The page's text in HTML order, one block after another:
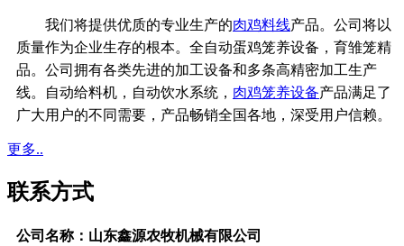
我们将提供优质的专业生产的肉鸡料线产品。公司将以
质量作为企业生存的根本。全自动蛋鸡笼养设备，育雏笼精
品。公司拥有各类先进的加工设备和多条高精密加工生产
线。
自动给料机，自动饮水系统， 肉鸡笼养设备产品满足了
广大用户的不同需要，产品畅销全国各地，深受用户信赖。
更多..
联系方式
公司名称：山东鑫源农牧机械有限公司